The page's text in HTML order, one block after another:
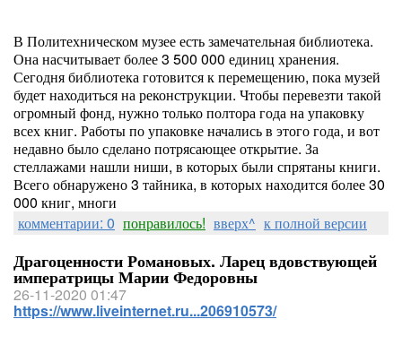
В Политехническом музее есть замечательная библиотека.
Она насчитывает более 3 500 000 единиц хранения.
Сегодня библиотека готовится к перемещению, пока музей
будет находиться на реконструкции. Чтобы перевезти такой
огромный фонд, нужно только полтора года на упаковку
всех книг. Работы по упаковке начались в этого года, и вот
недавно было сделано потрясающее открытие. За
стеллажами нашли ниши, в которых были спрятаны книги.
Всего обнаружено 3 тайника, в которых находится более 30
000 книг, многи
комментарии: 0 понравилось! вверх^ к полной версии
Драгоценности Романовых. Ларец вдовствующей
императрицы Марии Федоровны
26-11-2020 01:47
https://www.liveinternet.ru...206910573/